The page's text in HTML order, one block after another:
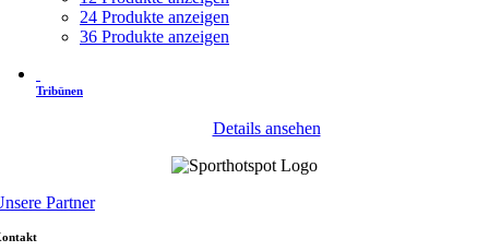
24 Produkte anzeigen
36 Produkte anzeigen
Tribünen
Details ansehen
Partner